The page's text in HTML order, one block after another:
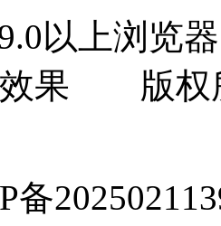
以上浏览
效果 版权
备